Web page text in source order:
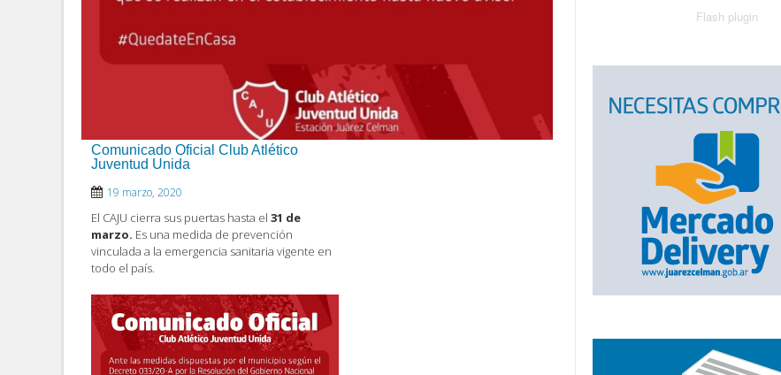
Comunicado Oficial Club Atlético
Juventud Unida
19 marzo, 2020
El CAJU cierra sus puertas hasta el 31 de
marzo. Es una medida de prevención
vinculada a la emergencia sanitaria vigente en
todo el país.
Flash plugin